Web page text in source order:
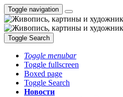
Toggle navigation
Toggle Search
Toggle menubar
Toggle fullscreen
Boxed page
Toggle Search
Новости